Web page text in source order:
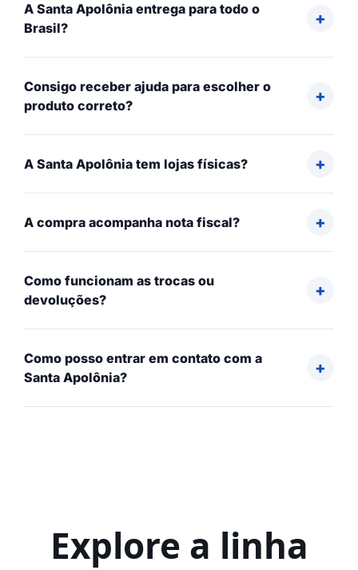
A Santa Apolônia entrega para todo o
Brasil?
Consigo receber ajuda para escolher o
produto correto?
A Santa Apolônia tem lojas físicas?
A compra acompanha nota fiscal?
Como funcionam as trocas ou
devoluções?
Como posso entrar em contato com a
Santa Apolônia?
Explore a linha